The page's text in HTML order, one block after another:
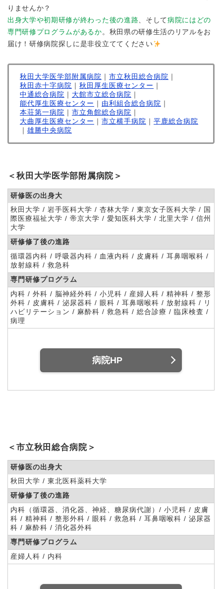
りませんか？
出身大学や初期研修が終わった後の進路、そして病院にはどの
専門研修プログラムがあるか。秋田県の研修生活のリアルをお
届け！研修病院探しに是非役立ててください
秋田大学医学部附属病院 市立秋田総合病院
秋田赤十字病院
秋田厚生医療センター
中通総合病院
大館市立総合病院
能代厚生医療センター
由利組合総合病院
本荘第一病院
市立角館総合病院
大曲厚生医療センター
市立横手病院
平鹿総合病院
雄勝中央病院
＜秋田大学医学部附属病院＞
研修医の出身大
秋田大学 / 岩手医科大学 / 杏林大学 / 東京女子医科大学 / 国
際医療福祉大学 / 帝京大学 / 愛知医科大学 / 北里大学 / 信州
大学
研修修了後の進路
循環器内科 / 呼吸器内科 / 血液内科 / 皮膚科 / 耳鼻咽喉科 /
放射線科 / 救急科
専門研修プログラム
内科 / 外科 / 脳神経外科 / 小児科 / 産婦人科 / 精神科 / 整形
外科 / 皮膚科 / 泌尿器科 / 眼科 / 耳鼻咽喉科 / 放射線科 / リ
ハビリテーション / 麻酔科 / 救急科 / 総合診療 / 臨床検査 /
病理
病院HP
＜市立秋田総合病院＞
研修医の出身大
秋田大学 / 東北医科薬科大学
研修修了後の進路
内科（循環器、消化器、神経、糖尿病代謝）/ 小児科 / 皮膚
科 / 精神科 / 整形外科 / 眼科 / 救急科 / 耳鼻咽喉科 / 泌尿器
科 / 麻酔科 / 消化器外科
専門研修プログラム
産婦人科 / 内科